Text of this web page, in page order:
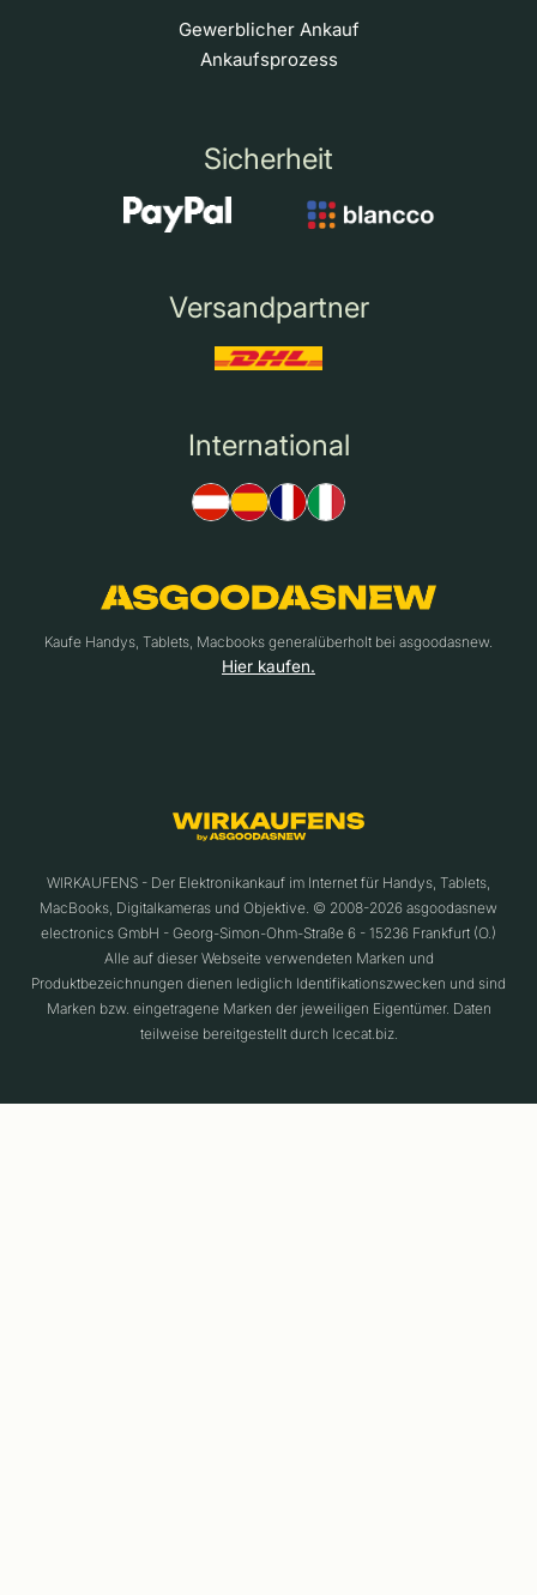
Gewerblicher Ankauf
Ankaufsprozess
Sicherheit
Versandpartner
International
Kaufe Handys, Tablets, Macbooks generalüberholt bei asgoodasnew.
Hier kaufen.
WIRKAUFENS - Der Elektronikankauf im Internet für Handys, Tablets,
MacBooks, Digitalkameras und Objektive. © 2008-2026 asgoodasnew
electronics GmbH - Georg-Simon-Ohm-Straße 6 - 15236 Frankfurt (O.)
Alle auf dieser Webseite verwendeten Marken und
Produktbezeichnungen dienen lediglich Identifikationszwecken und sind
Marken bzw. eingetragene Marken der jeweiligen Eigentümer. Daten
teilweise bereitgestellt durch Icecat.biz.